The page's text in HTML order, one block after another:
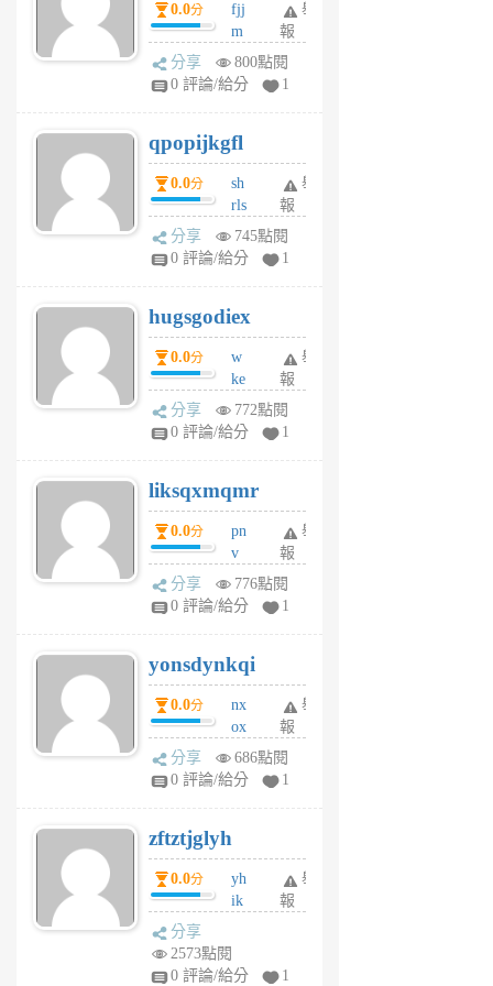
月
前
0.0分
fjj
m
w
rs
6
個
月
前
舉
報
分享
800點閱
0 評論/給分
1
qpopijkgfl
0.0分
sh
rls
k
m
6
個
月
前
舉
報
分享
745點閱
0 評論/給分
1
hugsgodiex
0.0分
w
ke
rv
pj
6
個
月
前
舉
報
分享
772點閱
0 評論/給分
1
liksqxmqmr
0.0分
pn
v
wt
sv
6
個
月
前
舉
報
分享
776點閱
0 評論/給分
1
yonsdynkqi
0.0分
nx
ox
rh
pe
月
前
舉
報
分享
686點閱
0 評論/給分
1
zftztjglyh
0.0分
yh
ik
tu
舉
報
分享
2573點閱
0 評論/給分
1